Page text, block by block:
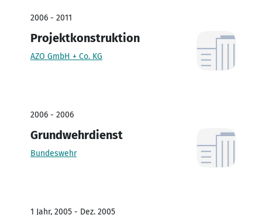
2006 - 2011
Projektkonstruktion
AZO GmbH + Co. KG
2006 - 2006
Grundwehrdienst
Bundeswehr
1 Jahr, 2005 - Dez. 2005